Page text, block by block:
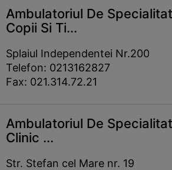
Ambulatoriul De
Copii Si Ti...
Splaiul Independentei Nr.200
Telefon: 0213162827
Fax: 021.314.72.21
Ambulatoriul De
Clinic ...
Str. Stefan cel Mare nr. 19